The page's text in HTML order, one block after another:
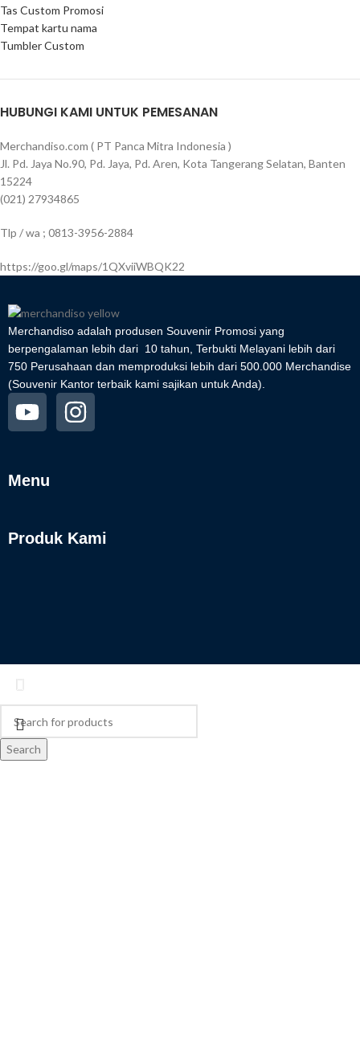
Tas Custom Promosi
Tempat kartu nama
Tumbler Custom
HUBUNGI KAMI UNTUK PEMESANAN
Merchandiso.com ( PT Panca Mitra Indonesia )
Jl. Pd. Jaya No.90, Pd. Jaya, Pd. Aren, Kota Tangerang Selatan, Banten
15224
(021) 27934865
Tlp / wa ; 0813-3956-2884
https://goo.gl/maps/1QXviiWBQK22
Merchandiso adalah produsen Souvenir Promosi yang
berpengalaman lebih dari 10 tahun, Terbukti Melayani lebih dari
750 Perusahaan dan memproduksi lebih dari 500.000 Merchandise
(Souvenir Kantor terbaik kami sajikan untuk Anda).
Menu
Produk Kami
Search